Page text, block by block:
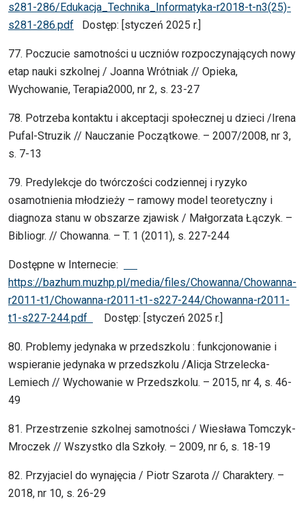
s281-286/Edukacja_Technika_Informatyka-r2018-t-n3(25)-
s281-286.pdf Dostęp: [styczeń 2025 r.]
77. Poczucie samotności u uczniów rozpoczynających nowy
etap nauki szkolnej / Joanna Wrótniak // Opieka,
Wychowanie, Terapia2000, nr 2, s. 23-27
78. Potrzeba kontaktu i akceptacji społecznej u dzieci /Irena
Pufal-Struzik // Nauczanie Początkowe. – 2007/2008, nr 3,
s. 7-13
79. Predylekcje do twórczości codziennej i ryzyko
osamotnienia młodzieży – ramowy model teoretyczny i
diagnoza stanu w obszarze zjawisk / Małgorzata Łączyk. –
Bibliogr. // Chowanna. – T. 1 (2011), s. 227-244
Dostępne w Internecie:
https://bazhum.muzhp.pl/media/files/Chowanna/Chowanna-
r2011-t1/Chowanna-r2011-t1-s227-244/Chowanna-r2011-
t1-s227-244.pdf
Dostęp: [styczeń 2025 r.]
80. Problemy jedynaka w przedszkolu : funkcjonowanie i
wspieranie jedynaka w przedszkolu /Alicja Strzelecka-
Lemiech // Wychowanie w Przedszkolu. – 2015, nr 4, s. 46-
49
81. Przestrzenie szkolnej samotności / Wiesława Tomczyk-
Mroczek // Wszystko dla Szkoły. – 2009, nr 6, s. 18-19
82. Przyjaciel do wynajęcia / Piotr Szarota // Charaktery. –
2018, nr 10, s. 26-29